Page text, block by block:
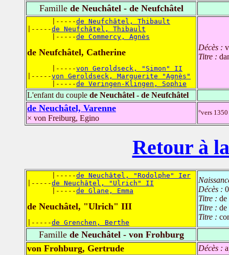
Famillede Neuchâtel - de Neufchâtel
      |-----
de Neufchâtel, Thibault
|-----de Neufchâtel, Thibault
      |-----
de Commercy, Agnès
de Neufchâtel, Catherine
      |-----
von Geroldseck, "Simon" II
|-----von Geroldseck, Marguerite "Agnès"
      |-----
de Veringen-Klingen, Sophie
Décès :
Titre :
L'enfant du couple de Neuchâtel - de Neufchâtel
de Neuchâtel, Varenne
× von Freiburg, Egino
°vers
Retour à
      |-----
de Neuchâtel, "Rodolphe" Ier
|-----de Neuchâtel, "Ulrich" II
      |-----
de Glane, Emma
de Neuchâtel, "Ulrich" III
|-----de Grenchen, Berthe
Décès :
Titre : de
Titre : de
Titre :
Famillede Neuchâtel - von Frohburg
von Frohburg, Gertrude
Décès :